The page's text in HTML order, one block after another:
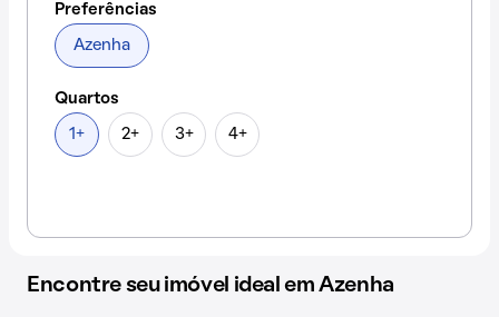
Preferências
Azenha
Quartos
1+ 2+ 3+ 4+
Encontre seu imóvel ideal em Azenha